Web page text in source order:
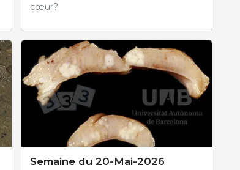
cœur?
Semaine du 20-Mai-2026